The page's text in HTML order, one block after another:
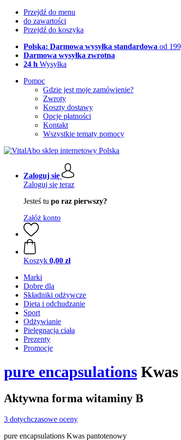
Przejdź do menu
do zawartości
Przejdź do koszyka
Polska: Darmowa wysyłka standardowa od
Darmowa wysyłka zwrotna
24 h Wysyłka
Pomoc
Gdzie jest moje zamówienie?
Zwroty
Koszty dostawy
Opcje płatności
Kontakt
Wszystkie tematy pomocy
Zaloguj się
Zaloguj się teraz
Jesteś tu po raz pierwszy?
Załóż konto
Koszyk 0,00 zł
Marki
Dobre dla
Składniki odżywcze
Dieta i odchudzanie
Sport
Odżywianie
Pielęgnacja ciała
Prezenty
Promocje
pure encapsulations Kwas
Aktywna forma witaminy B
3 dotychczasowe oceny
pure encapsulations Kwas pantotenowy